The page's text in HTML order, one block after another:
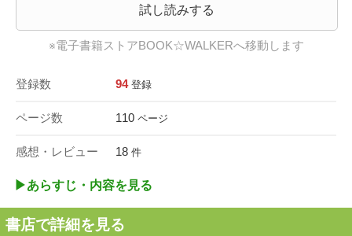
試し読みする
※電子書籍ストアBOOK☆WALKERへ移動します
登録数 94 登録
ページ数 110 ページ
感想・レビュー 18 件
▶︎あらすじ・内容を見る
書店で詳細を見る